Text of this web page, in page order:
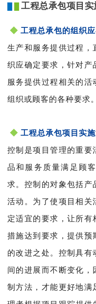
工程总承包项目实
◆ 工程总承包的组织
生产和服务提供过程，
织应确定要求，针对产
服务提供过程相关的活
组织或顾客的各种要求。
◆ 工程总承包项目实
控制是项目管理的重要
品和服务质量满足顾
求。控制的对象包括产
活动。为了使项目相关
定适宜的要求，让所有
措施达到要求，提供预
的改进之处。控制具
间的进展而不断变化
制方法，才能更好地满